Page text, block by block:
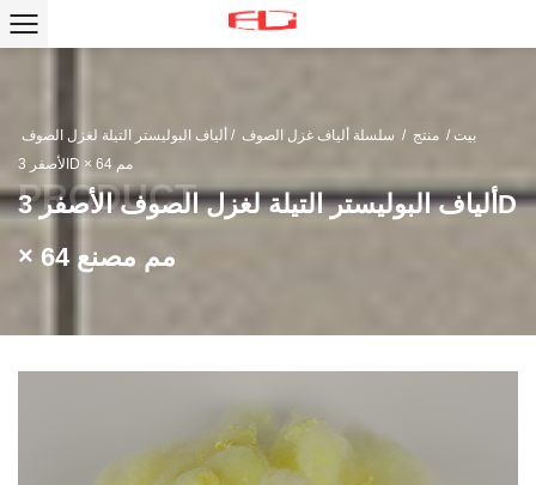
بيت / منتج / سلسلة ألياف غزل الصوف / ألياف البوليستر التيلة لغزل الصوف
الأصفر 3D × 64 مم
ألياف البوليستر التيلة لغزل الصوف الأصفر 3D
× 64 مم مصنع